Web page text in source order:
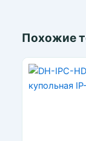
Похожие